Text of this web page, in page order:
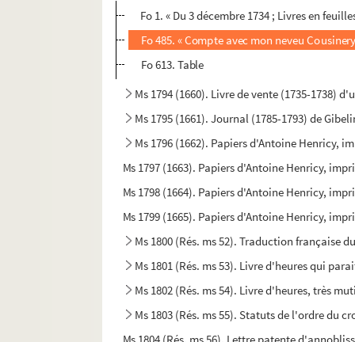
Fo 1. « Du 3 décembre 1734 ; Livres en
Fo 485. « Compte avec mon neveu
Fo 613. Table
Ms 1794 (1660). Livre de vente (1735-1738)
Ms 1795 (1661). Journal (1785-1793) de
Ms 1796 (1662). Papiers d'Antoine Henricy,
Ms 1797 (1663). Papiers d'Antoine Henricy,
Ms 1798 (1664). Papiers d'Antoine Henricy,
Ms 1799 (1665). Papiers d'Antoine Henricy,
Ms 1800 (Rés. ms 52). Traduction française
Ms 1801 (Rés. ms 53). Livre d'heures qui
Ms 1802 (Rés. ms 54). Livre d'heures, très
Ms 1803 (Rés. ms 55). Statuts de l'ordre du